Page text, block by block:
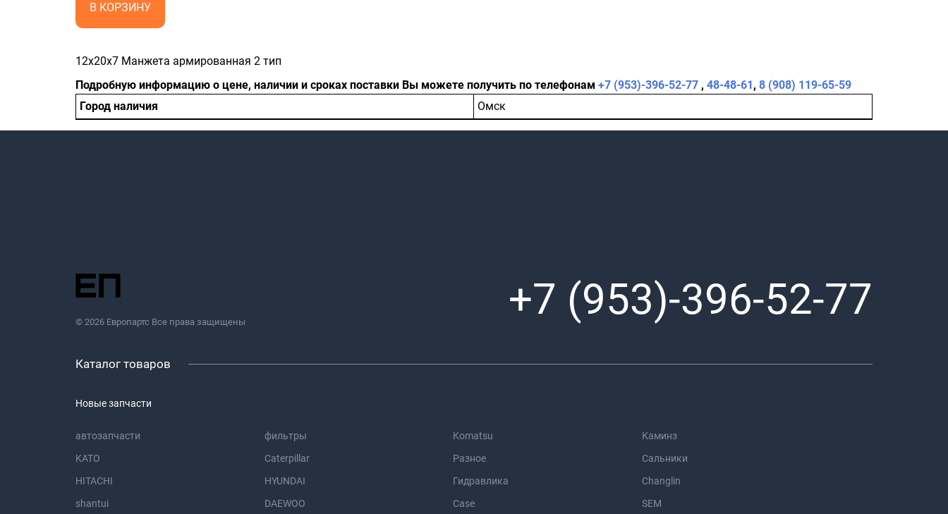
В КОРЗИНУ
12x20x7 Манжета армированная 2 тип
Подробную информацию о цене, наличии и сроках поставки Вы можете получить по телефонам +7 (953)-396-52-77 , 48-48-61, 8 (908) 119-65-59
Город наличия
Омск
© 2026 Европартс Все права защищены +7 (953)-396-52-77
Каталог товаров
Новые запчасти
автозапчасти фильтры Komatsu
Каминз
KATO
Caterpillar Разное
Сальники
HITACHI
HYUNDAI Гидравлика
Changlin
shantui
DAEWOO Case
SEM